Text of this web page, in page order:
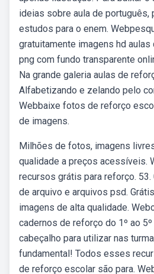
ideias sobre aula de português,
estudos para o enem.
gratuitamente imagens hd
png com fundo transparente
Na grande galeria aulas de
Alfabetizando e zelando pelo
Webbaixe fotos de reforço
de imagens.
Milhões de fotos, imagens
qualidade a preços acessíveis.
recursos grátis para reforço.
de arquivo e arquivos psd.
imagens de alta qualidade.
cadernos de reforço do 1º ao
cabeçalho para utilizar nas
fundamental! Todos esses
de reforço escolar são para.